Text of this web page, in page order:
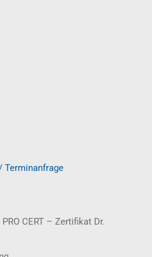
Terminanfrage